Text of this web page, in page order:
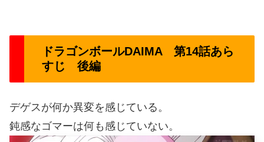
ドラゴンボールDAIMA 第14話あら
すじ 後編
デゲスが何か異変を感じている。
鈍感なゴマーは何も感じていない。